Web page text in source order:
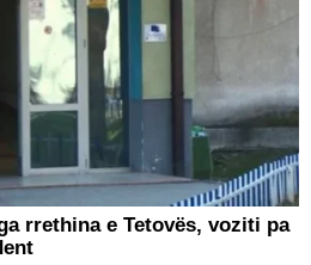
rrethina e Tetovës, voziti pa